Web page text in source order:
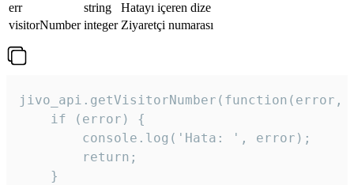
err
string
Hatayı içeren dize
visitorNumber integer Ziyaretçi numarası
jivo_api.getVisitorNumber(function(error,
    if (error) {
        console.log('Hata: ', error);
        return;
    }